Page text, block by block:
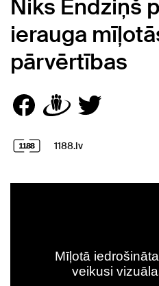
Niks Endziņš
ierauga
pārvērtības
1188.lv